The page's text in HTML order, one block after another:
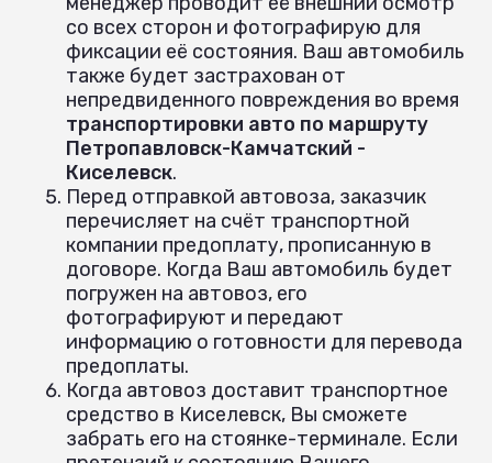
со всех сторон и фотографирую для
фиксации её состояния. Ваш автомобиль
также будет застрахован от
непредвиденного повреждения во время
транспортировки авто по маршруту
Петропавловск-Камчатский -
Киселевск.
Перед отправкой автовоза, заказчик
перечисляет на счёт транспортной
компании предоплату, прописанную в
договоре. Когда Ваш автомобиль будет
погружен на автовоз, его
фотографируют и передают
информацию о готовности для перевода
предоплаты.
Когда автовоз доставит транспортное
средство в Киселевск, Вы сможете
забрать его на стоянке-терминале. Если